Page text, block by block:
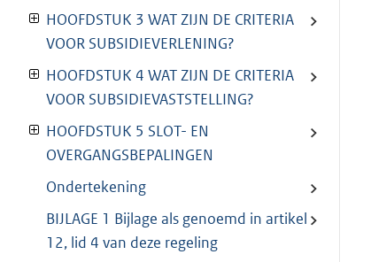
HOOFDSTUK 3 WAT ZIJN DE CRITERIA
VOOR SUBSIDIEVERLENING?
HOOFDSTUK 4 WAT ZIJN DE CRITERIA
VOOR SUBSIDIEVASTSTELLING?
HOOFDSTUK 5 SLOT- EN
OVERGANGSBEPALINGEN
Ondertekening
BIJLAGE 1 Bijlage als genoemd in artikel
12, lid 4 van deze regeling